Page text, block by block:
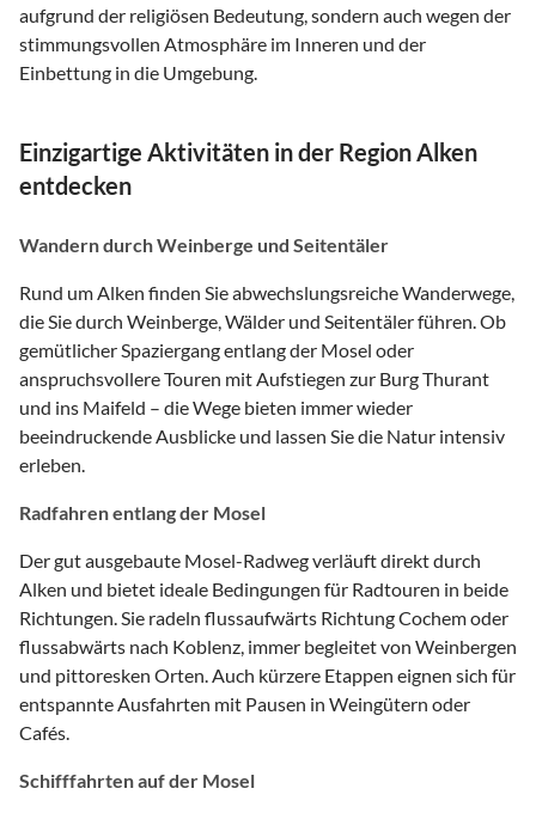
aufgrund der religiösen Bedeutung, sondern auch wegen der
stimmungsvollen Atmosphäre im Inneren und der
Einbettung in die Umgebung.
Einzigartige Aktivitäten in der Region Alken
entdecken
Wandern durch Weinberge und Seitentäler
Rund um Alken finden Sie abwechslungsreiche Wanderwege,
die Sie durch Weinberge, Wälder und Seitentäler führen. Ob
gemütlicher Spaziergang entlang der Mosel oder
anspruchsvollere Touren mit Aufstiegen zur Burg Thurant
und ins Maifeld – die Wege bieten immer wieder
beeindruckende Ausblicke und lassen Sie die Natur intensiv
erleben.
Radfahren entlang der Mosel
Der gut ausgebaute Mosel-Radweg verläuft direkt durch
Alken und bietet ideale Bedingungen für Radtouren in beide
Richtungen. Sie radeln flussaufwärts Richtung Cochem oder
flussabwärts nach Koblenz, immer begleitet von Weinbergen
und pittoresken Orten. Auch kürzere Etappen eignen sich für
entspannte Ausfahrten mit Pausen in Weingütern oder
Cafés.
Schifffahrten auf der Mosel